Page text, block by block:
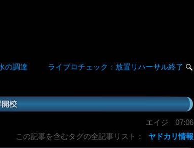
の調達 ライブロチェック：放置リハーサル終了
校
エイジ
07:06
この記事を含むタグの全記事リスト：
ヤドカリ情報